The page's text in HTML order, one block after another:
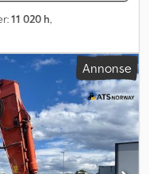
11 020 h,
Annonse